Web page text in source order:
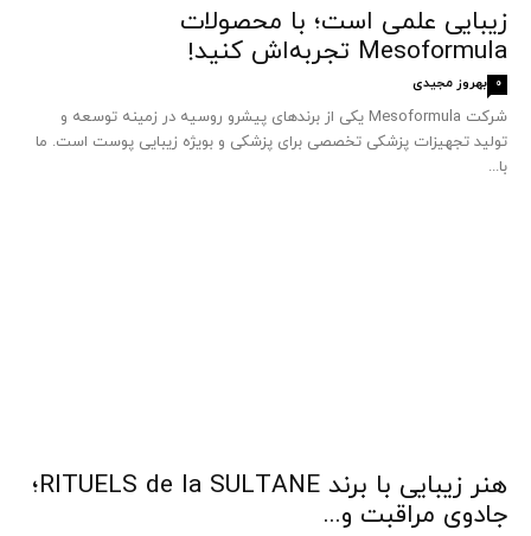
زیبایی علمی است؛ با محصولات
Mesoformula تجربه‌اش کنید!
بهروز مجیدی 0
شرکت Mesoformula یکی از برندهای پیشرو روسیه در زمینه توسعه و
تولید تجهیزات پزشکی تخصصی برای پزشکی و بویژه زیبایی پوست است. ما
با...
هنر زیبایی با برند RITUELS de la SULTANE؛
جادوی مراقبت و...